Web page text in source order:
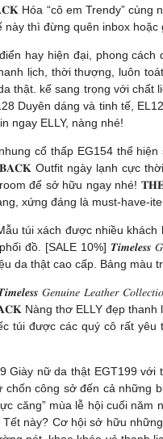
“cô em Trendy” cùng
thì đừng quên inbox
hay hiện đại, phong
lịch, thời thượng, luôn
thật. kế sang trọng với
dáng và tinh tế,
ngay ELLY, nàng nhé!
cổ thấp EG154 thể
Outfit ngày lạnh cực
để sở hữu ngay nhé!
xứng đáng là must-have-
túi xách được nhiều
[SALE 10%] 𝑻𝒊𝒎𝒆𝒍𝒆𝒔𝒔
da thật cao cấp. Bảng
𝐺𝑒𝑛𝑢𝑖𝑛𝑒 𝐿𝑒𝑎𝑡ℎ𝑒𝑟
Nàng thơ ELLY đẹp thanh
chiếc túi được các quý cô
nữ da thật EGT199
công sở đến cả
căng” mùa lễ hội cuối
Tết này? Cơ hội sở hữu